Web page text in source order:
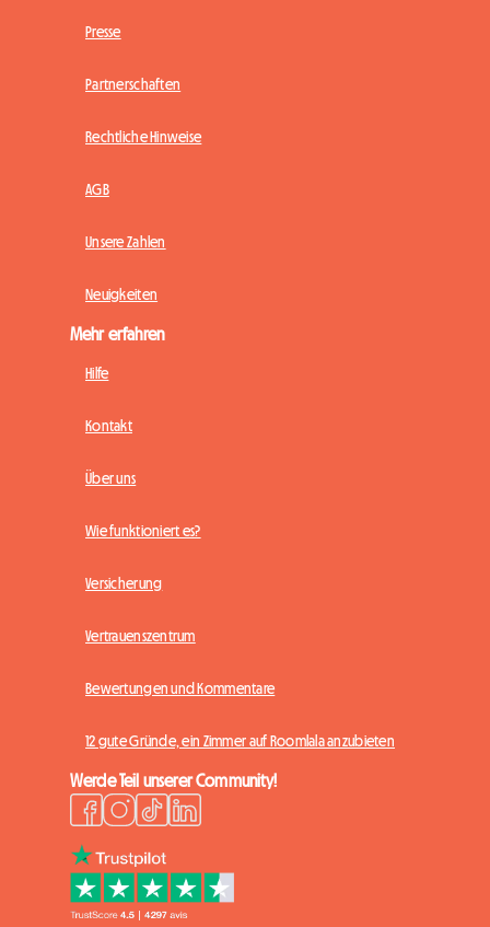
Presse
Partnerschaften
Rechtliche Hinweise
AGB
Unsere Zahlen
Neuigkeiten
Mehr erfahren
Hilfe
Kontakt
Über uns
Wie funktioniert es?
Versicherung
Vertrauenszentrum
Bewertungen und Kommentare
12 gute Gründe, ein Zimmer auf Roomlala anzubieten
Werde Teil unserer Community!